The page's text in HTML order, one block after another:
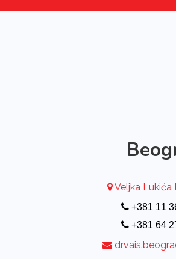
Veljka Lukića
+381 11
+381 64